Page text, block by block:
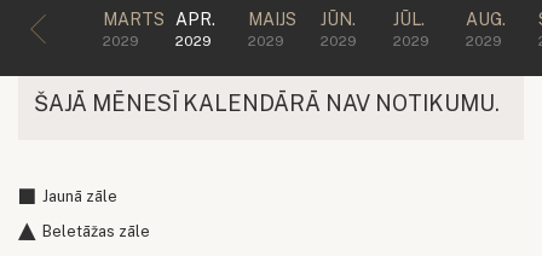
MARTS
2029
APR.
2029
MAIJS
2029
JŪN.
2029
JŪL.
2029
AUG.
2029
ŠAJĀ MĒNESĪ KALENDĀRĀ NAV NOTIKUMU.
Jaunā zāle
Beletāžas zāle